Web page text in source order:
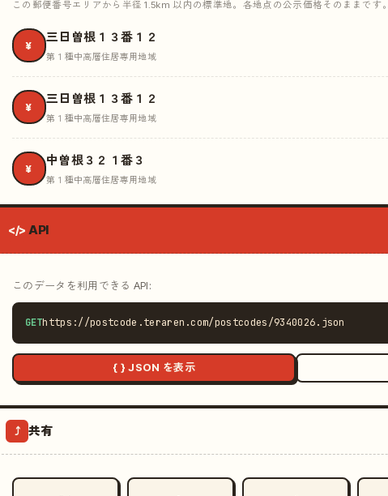
この郵便番号エリアから半径 1.5km 以内の標準地。各地点の公示価格そのままです。
¥
三日曽根１３番１２
第１種中高層住居専用地域
¥
三日曽根１３番１２
第１種中高層住居専用地域
¥
中曽根３２１番３
第１種中高層住居専用地域
</> API
このデータを利用できる API:
GEThttps://postcode.teraren.com/postcodes/9340026.json
{ } JSON を表示
⤴ 共有